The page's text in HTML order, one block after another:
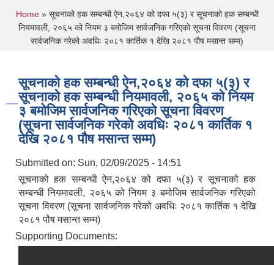
You are here
Home» सूचनाको हक सम्बन्धी ऐन,२०६४ को दफा ५(३) र सूचनाको हक सम्बन्धी
नियमावली, २०६५ को नियम ३ बमोजिम सार्वजनिक गरिएको सूचना विवरण (सूचना
सार्वजनिक गरेको अवधिः २०८१ कार्तिक १ देखि २०८१ पौष मसान्त सम्म)
सूचनाको हक सम्बन्धी ऐन,२०६४ को दफा ५(३) र
सूचनाको हक सम्बन्धी नियमावली, २०६५ को नियम
३ बमोजिम सार्वजनिक गरिएको सूचना विवरण
(सूचना सार्वजनिक गरेको अवधिः २०८१ कार्तिक १
देखि २०८१ पौष मसान्त सम्म)
Submitted on: Sun, 02/09/2025 - 14:51
सूचनाको हक सम्बन्धी ऐन,२०६४ को दफा ५(३) र सूचनाको हक
सम्बन्धी नियमावली, २०६५ को नियम ३ बमोजिम सार्वजनिक गरिएको
सूचना विवरण (सूचना सार्वजनिक गरेको अवधिः २०८१ कार्तिक १ देखि
२०८१ पौष मसान्त सम्म)
Supporting Documents: